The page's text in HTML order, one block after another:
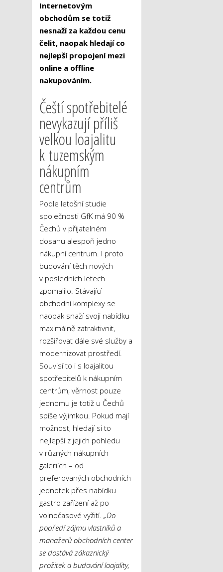
Internetovým
obchodům se totiž
nesnaží za každou cenu
čelit, naopak hledají co
nejlepší propojení mezi
online a offline
nakupováním.
Čeští spotřebitelé
nevykazují příliš
velkou loajalitu
k tuzemským
nákupním
centrům
Podle letošní studie
společnosti GfK má 90 %
Čechů v přijatelném
dosahu alespoň jedno
nákupní centrum. I proto
budování těch nových
v posledních letech
zpomalilo. Stávající
obchodní komplexy se
naopak snaží svoji nabídku
maximálně zatraktivnit,
rozšiřovat dále své služby a
modernizovat prostředí.
Souvisí to i s loajalitou
spotřebitelů k nákupním
centrům, věrnost pouze
jednomu je totiž u Čechů
spíše výjimkou. Pokud mají
možnost, hledají si to
nejlepší z jejich pohledu
v různých nákupních
galeriích – od
preferovaných obchodních
jednotek přes nabídku
gastro zařízení až po
volnočasové vyžití. „Do
popředí zájmu vlastníků a
manažerů obchodních center
se dostává zákaznický
prožitek a budování loajality,